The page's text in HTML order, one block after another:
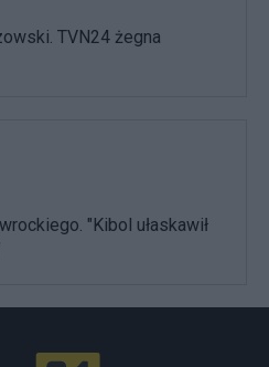
TVN24 żegna
"Kibol ułaskawił